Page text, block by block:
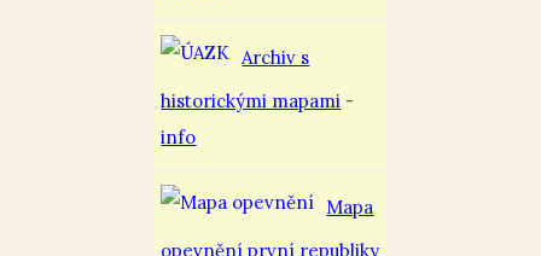
Archiv s
historickými mapami -
info
Mapa
opevnění první republiky